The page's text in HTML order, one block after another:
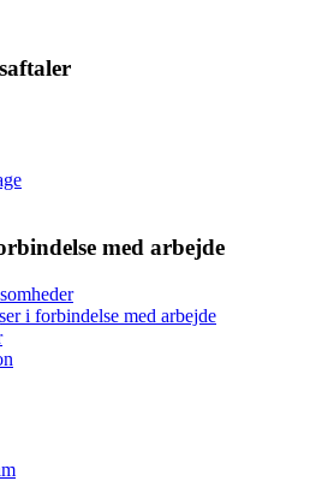
med arbejde
i forbindelse med arbejde